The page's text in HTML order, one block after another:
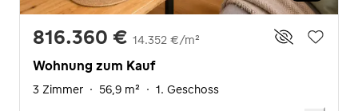
816.360 € 14.352 €/m²
Wohnung zum Kauf
3 Zimmer · 56,9 m² · 1. Geschoss